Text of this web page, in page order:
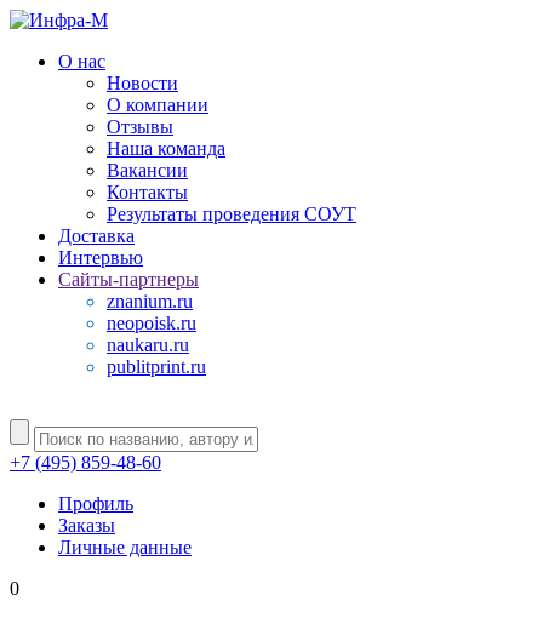
О нас
Новости
О компании
Отзывы
Наша команда
Вакансии
Контакты
Результаты проведения СОУТ
Доставка
Интервью
Сайты-партнеры
znanium.ru
neopoisk.ru
naukaru.ru
publitprint.ru
+7 (495) 859-48-60
Профиль
Заказы
Личные данные
0